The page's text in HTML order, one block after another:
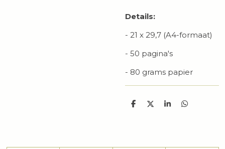
Details:
- 21 x 29,7 (A4-formaat)
- 50 pagina's
- 80 grams papier
D
D
S
D